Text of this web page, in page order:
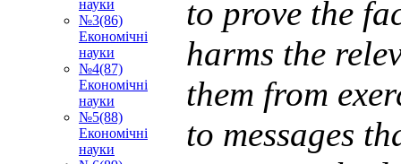
to prove the
harms the
them from
to messages
науки
№3(86)
Економічні
науки
№4(87)
Економічні
науки
№5(88)
Економічні
науки